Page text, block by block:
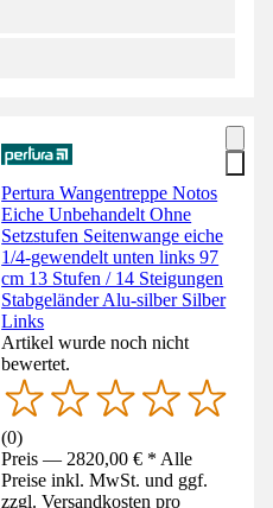
Pertura Wangentreppe Notos
Eiche Unbehandelt Ohne
Setzstufen Seitenwange eiche
1/4-gewendelt unten links 97
cm 13 Stufen / 14 Steigungen
Stabgeländer Alu-silber Silber
Links
Artikel wurde noch nicht
bewertet.
(0)
Preis — 2820,00 € * Alle
Preise inkl. MwSt. und ggf.
zzgl. Versandkosten pro